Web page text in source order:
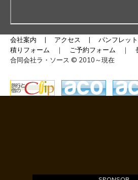
会社案内 | アクセス | パンフレット
積りフォーム ｜ ご予約フォーム ｜
合同会社ラ・ソース © 2010～現在